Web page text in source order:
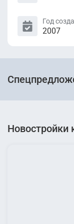
Год
2007
Новостройки